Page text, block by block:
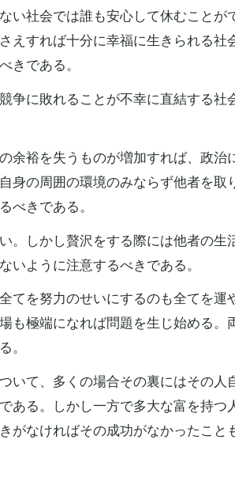
い社会では誰も安心して休むことが
えすれば十分に幸福に生きられる社
きである。
争に敗れることが不幸に直結する社
余裕を失うものが増加すれば、政治
身の周囲の環境のみならず他者を取
べきである。
。しかし贅沢をする際には他者の生
いように注意するべきである。
てを努力のせいにするのも全てを運
も極端になれば問題を生じ始める。
。
いて、多くの場合その裏にはその人
ある。しかし一方で多大な富を持つ
がなければその成功がなかったこと